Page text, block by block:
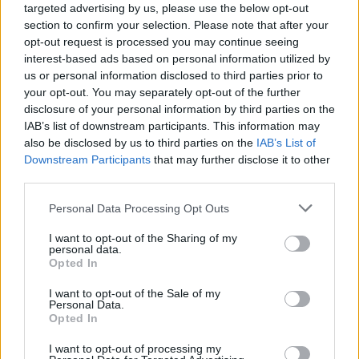
targeted advertising by us, please use the below opt-out
section to confirm your selection. Please note that after your
opt-out request is processed you may continue seeing
interest-based ads based on personal information utilized by
us or personal information disclosed to third parties prior to
your opt-out. You may separately opt-out of the further
disclosure of your personal information by third parties on the
IAB’s list of downstream participants. This information may
also be disclosed by us to third parties on the IAB’s List of
Downstream Participants that may further disclose it to other
Personal Data Processing Opt Outs
I want to opt-out of the Sharing of my
personal data.
Opted In
I want to opt-out of the Sale of my
Personal Data.
Opted In
I want to opt-out of processing my
Reguero, María Rizo García y Rosalía Lasso Morales.
Los cinco regatistas estuvieron acompañados
durante la competición por el entrenador Carlos
Hidalgo.
Las dos primeras regatas de la jornada del sábado
estuvieron marcadas por el poco viento que soplaba
domingo, los regatistas tuvieron que quedarse en
tierra debido a las condiciones meteorológicas y no
se pudieron disputar las tres regatas previstas.
Pelayo Sánchez, con